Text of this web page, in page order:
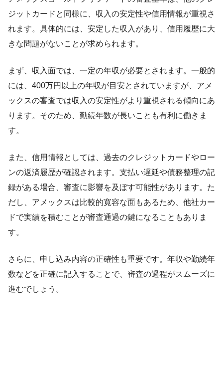
ジットカードと同様に、収入の安定性や信用情報が重視さ
れます。具体的には、安定した収入があり、信用履歴に大
きな問題がないことが求められます。
まず、収入面では、一定の年収が必要とされます。一般的
には、400万円以上の年収が目安とされていますが、アメ
ックスの審査では収入の安定性がより重視される傾向にあ
ります。そのため、勤続年数が長いことも有利に働きま
す。
また、信用情報としては、過去のクレジットカードやロー
ンの返済履歴が確認されます。支払い遅延や債務整理の記
録がある場合、審査に影響を及ぼす可能性があります。た
だし、アメックスは比較的寛容な面もあるため、他社カー
ドで実績を積むことが審査通過の鍵になることもありま
す。
さらに、申し込み内容の正確性も重要です。年収や勤続年
数などを正確に記入することで、審査の過程がスムーズに
進むでしょう。